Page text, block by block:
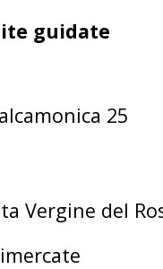
guidate
25
Vergine del